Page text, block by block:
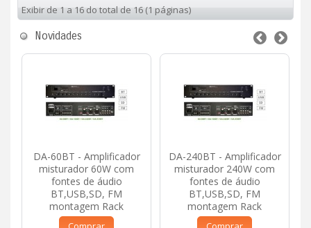
Exibir de 1 a 16 do total de 16 (1 páginas)
Novidades
DA-60BT - Amplificador
misturador 60W com
fontes de áudio
BT,USB,SD, FM
montagem Rack
DA-240BT - Amplificador
misturador 240W com
fontes de áudio
BT,USB,SD, FM
montagem Rack